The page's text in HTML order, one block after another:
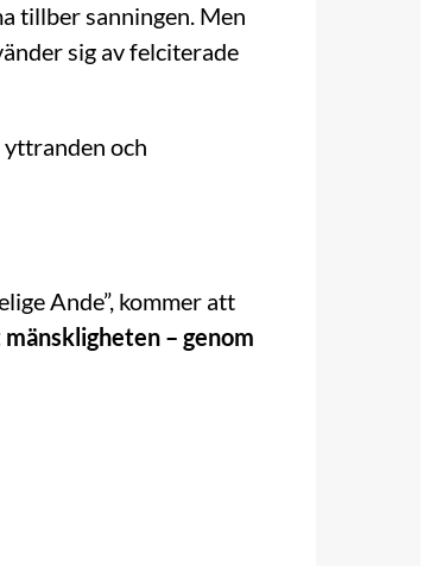
tillber sanningen. Men
sig av felciterade
och
Ande”, kommer att
– genom